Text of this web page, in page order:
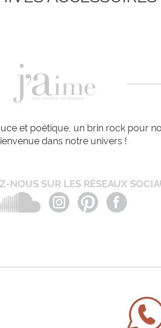
et poétique, un brin rock pour
dans notre univers !
NOUS SUR LES RÉSEAUX